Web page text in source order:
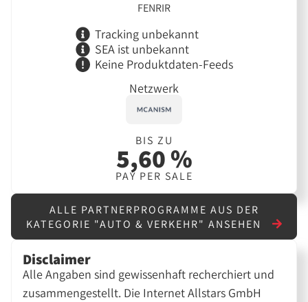
FENRIR
Tracking unbekannt
SEA ist unbekannt
Keine Produktdaten-Feeds
Netzwerk
BIS ZU
5,60 %
PAY PER SALE
ALLE PARTNERPROGRAMME AUS DER
KATEGORIE "AUTO & VERKEHR" ANSEHEN
Disclaimer
Alle Angaben sind gewissenhaft recherchiert und
zusammengestellt. Die Internet Allstars GmbH